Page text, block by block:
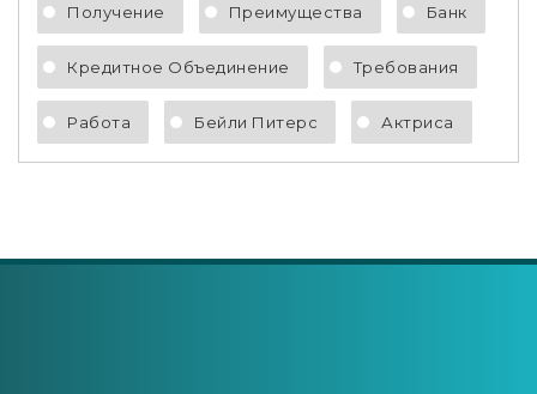
Получение Преимущества Банк
Кредитное Объединение Требования
Работа Бейли Питерс Актриса